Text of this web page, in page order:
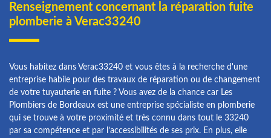
Renseignement concernant la réparation fuite
plomberie à Verac33240
Vous habitez dans Verac33240 et vous êtes à la recherche d'une
entreprise habile pour des travaux de réparation ou de changement
de votre tuyauterie en fuite ? Vous avez de la chance car Les
Plombiers de Bordeaux est une entreprise spécialiste en plomberie
qui se trouve à votre proximité et très connu dans tout le 33240
par sa compétence et par l’accessibilités de ses prix. En plus, elle